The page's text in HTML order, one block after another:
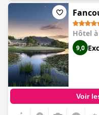
Hôtel à
9,0
Voir